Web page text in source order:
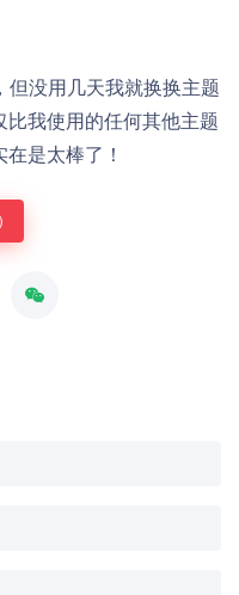
没用几天我就换换主题
我使用的任何其他主题
是太棒了！